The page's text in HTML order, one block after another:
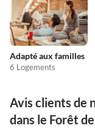
Adapté aux familles
6 Logements
Avis clients de
dans le Forêt